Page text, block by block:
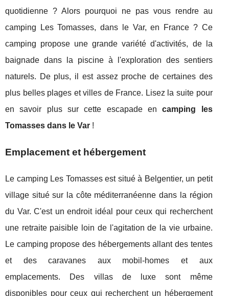
quotidienne ? Alors pourquoi ne pas vous rendre au
camping Les Tomasses, dans le Var, en France ? Ce
camping propose une grande variété d'activités, de la
baignade dans la piscine à l'exploration des sentiers
naturels. De plus, il est assez proche de certaines des
plus belles plages et villes de France. Lisez la suite pour
en savoir plus sur cette escapade encamping les
Tomasses dans le Var !
Emplacement et hébergement
Le camping Les Tomasses est situé à Belgentier, un petit
village situé sur la côte méditerranéenne dans la région
du Var. C'est un endroit idéal pour ceux qui recherchent
une retraite paisible loin de l'agitation de la vie urbaine.
Le camping propose des hébergements allant des tentes
et des caravanes aux mobil-homes et aux
emplacements. Des villas de luxe sont même
disponibles pour ceux qui recherchent un hébergement